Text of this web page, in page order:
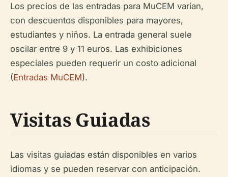
Los precios de las entradas para MuCEM varían,
con descuentos disponibles para mayores,
estudiantes y niños. La entrada general suele
oscilar entre 9 y 11 euros. Las exhibiciones
especiales pueden requerir un costo adicional
(Entradas MuCEM).
Visitas Guiadas
Las visitas guiadas están disponibles en varios
idiomas y se pueden reservar con anticipación.